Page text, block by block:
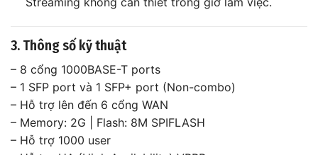
3. Thông số kỹ thuật
– 8 cổng 1000BASE-T ports
– 1 SFP port và 1 SFP+ port (Non-combo)
– Hỗ trợ lên đến 6 cổng WAN
– Memory: 2G | Flash: 8M SPIFLASH
– Hỗ trợ 1000 user